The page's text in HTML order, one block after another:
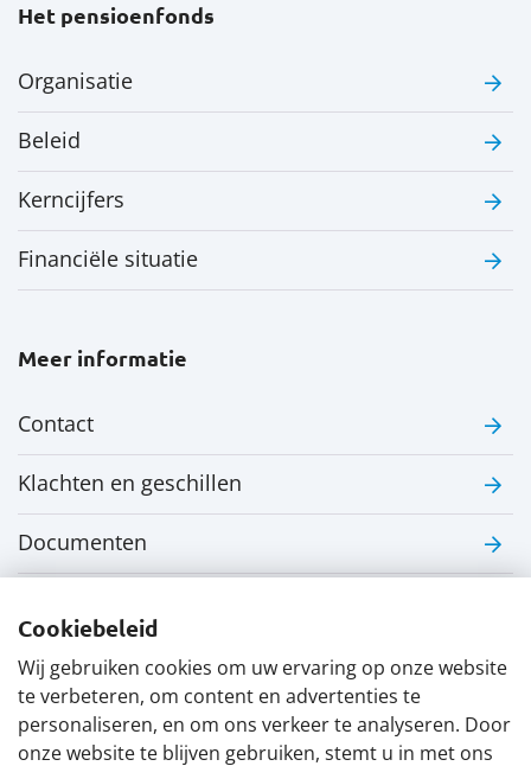
Cookiebeleid
Wij gebruiken cookies om uw ervaring op onze website
te verbeteren, om content en advertenties te
personaliseren, en om ons verkeer te analyseren. Door
onze website te blijven gebruiken, stemt u in met ons
Het pensioenfonds
Organisatie
Beleid
Kerncijfers
Financiële situatie
Meer informatie
Contact
Klachten en geschillen
Documenten
Nieuws